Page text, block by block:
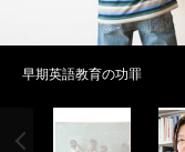
早期英語教育の功罪